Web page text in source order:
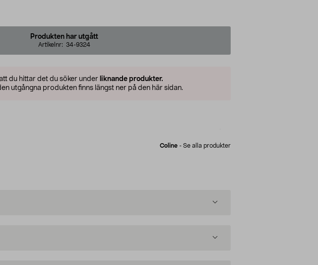
Produkten har utgått
Artikelnr: 34-9324
du hittar det du söker under liknande produkter.
utgångna produkten finns längst ner på den här sidan.
Coline - Se alla produkter